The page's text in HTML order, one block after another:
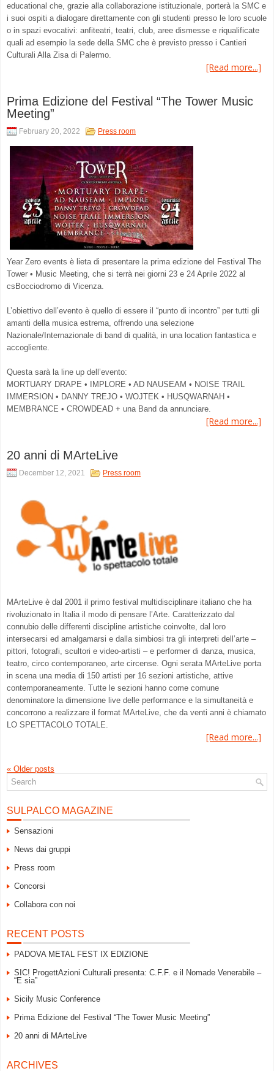
educational che, grazie alla collaborazione istituzionale, porterà la SMC e
i suoi ospiti a dialogare direttamente con gli studenti presso le loro scuole
o in spazi evocativi: anfiteatri, teatri, club, aree dismesse e riqualificate
quali ad esempio la sede della SMC che è previsto presso i Cantieri
Culturali Alla Zisa di Palermo.
[Read more...]
Prima Edizione del Festival “The Tower Music
Meeting”
February 20, 2022 Press room
Year Zero events è lieta di presentare la prima edizione del Festival The
Tower • Music Meeting, che si terrà nei giorni 23 e 24 Aprile 2022 al
csBocciodromo di Vicenza.
L’obiettivo dell’evento è quello di essere il “punto di incontro” per tutti gli
amanti della musica estrema, offrendo una selezione
Nazionale/Internazionale di band di qualità, in una location fantastica e
accogliente.
Questa sarà la line up dell’evento:
MORTUARY DRAPE • IMPLORE • AD NAUSEAM • NOISE TRAIL
IMMERSION • DANNY TREJO • WOJTEK • HUSQWARNAH •
MEMBRANCE • CROWDEAD + una Band da annunciare.
[Read more...]
20 anni di MArteLive
December 12, 2021 Press room
MArteLive è dal 2001 il primo festival multidisciplinare italiano che ha
rivoluzionato in Italia il modo di pensare l’Arte. Caratterizzato dal
connubio delle differenti discipline artistiche coinvolte, dal loro
intersecarsi ed amalgamarsi e dalla simbiosi tra gli interpreti dell’arte –
pittori, fotografi, scultori e video-artisti – e performer di danza, musica,
teatro, circo contemporaneo, arte circense. Ogni serata MArteLive porta
in scena una media di 150 artisti per 16 sezioni artistiche, attive
contemporaneamente. Tutte le sezioni hanno come comune
denominatore la dimensione live delle performance e la simultaneità e
concorrono a realizzare il format MArteLive, che da venti anni è chiamato
LO SPETTACOLO TOTALE.
[Read more...]
« Older posts
SULPALCO MAGAZINE
Sensazioni
News dai gruppi
Press room
Concorsi
Collabora con noi
RECENT POSTS
PADOVA METAL FEST IX EDIZIONE
SIC! ProgettAzioni Culturali presenta: C.F.F. e il Nomade Venerabile –
“E sia”
Sicily Music Conference
Prima Edizione del Festival “The Tower Music Meeting”
20 anni di MArteLive
ARCHIVES